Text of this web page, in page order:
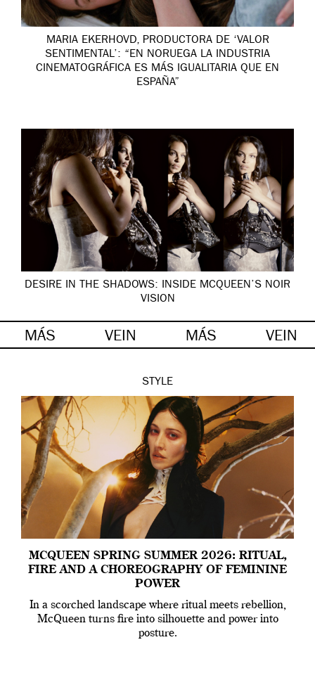
MARIA EKERHOVD, PRODUCTORA DE ‘VALOR
SENTIMENTAL’: “EN NORUEGA LA INDUSTRIA
CINEMATOGRÁFICA ES MÁS IGUALITARIA QUE EN
ESPAÑA”
DESIRE IN THE SHADOWS: INSIDE MCQUEEN’S NOIR
VISION
MÁS VEIN MÁS VEIN
STYLE
MCQUEEN SPRING SUMMER 2026: RITUAL,
FIRE AND A CHOREOGRAPHY OF FEMININE
POWER
In a scorched landscape where ritual meets rebellion,
McQueen turns fire into silhouette and power into
posture.